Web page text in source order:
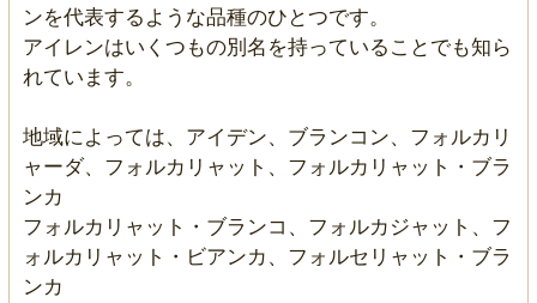
ンを代表するような品種のひとつです。
アイレンはいくつもの別名を持っていることでも知ら
れています。
地域によっては、アイデン、ブランコン、フォルカリ
ャーダ、フォルカリャット、フォルカリャット・ブラ
ンカ
フォルカリャット・ブランコ、フォルカジャット、フ
ォルカリャット・ビアンカ、フォルセリャット・ブラ
ンカ